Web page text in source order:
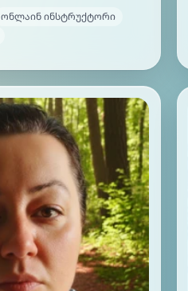
ონლაინ ინსტრუქტორი